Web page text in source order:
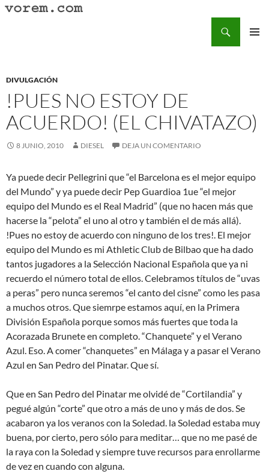
Saltar
DIVULGACIÓN
!PUES NO ESTOY DE
ACUERDO! (EL CHIVATAZO)
8 JUNIO, 2010 DIESEL DEJA UN COMENTARIO
Ya puede decir Pellegrini que “el Barcelona es el mejor equipo
del Mundo” y ya puede decir Pep Guardioa 1ue “el mejor
equipo del Mundo es el Real Madrid” (que no hacen más que
hacerse la “pelota” el uno al otro y también el de más allá).
!Pues no estoy de acuerdo con ninguno de los tres!. El mejor
equipo del Mundo es mi Athletic Club de Bilbao que ha dado
tantos jugadores a la Selección Nacional Española que ya ni
recuerdo el número total de ellos. Celebramos títulos de “uvas
a peras” pero nunca seremos “el canto del cisne” como les pasa
a muchos otros. Que siemrpe estamos aquí, en la Primera
División Española porque somos más fuertes que toda la
Acorazada Brunete en completo. “Chanquete” y el Verano
Azul. Eso. A comer “chanquetes” en Málaga y a pasar el Verano
Azul en San Pedro del Pinatar. Que sí.
Que en San Pedro del Pinatar me olvidé de “Cortilandia” y
pegué algún “corte” que otro a más de uno y más de dos. Se
acabaron ya los veranos con la Soledad. la Soledad estaba muy
buena, por cierto, pero sólo para meditar… que no me pasé de
la raya con la Soledad y siempre tuve recursos para enrollarme
de vez en cuando con alguna.